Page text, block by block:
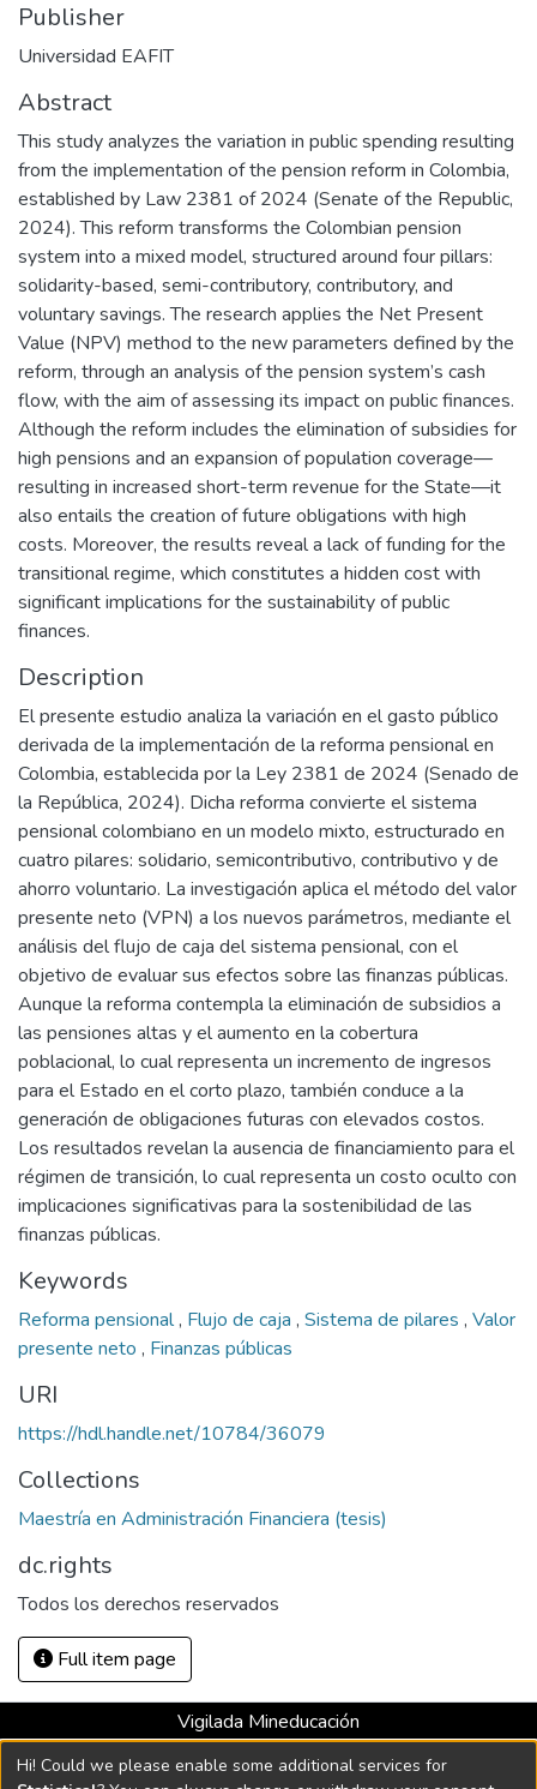
Publisher
Universidad EAFIT
Abstract
This study analyzes the variation in public spending resulting
from the implementation of the pension reform in Colombia,
established by Law 2381 of 2024 (Senate of the Republic,
2024). This reform transforms the Colombian pension
system into a mixed model, structured around four pillars:
solidarity-based, semi-contributory, contributory, and
voluntary savings. The research applies the Net Present
Value (NPV) method to the new parameters defined by the
reform, through an analysis of the pension system’s cash
flow, with the aim of assessing its impact on public finances.
Although the reform includes the elimination of subsidies for
high pensions and an expansion of population coverage—
resulting in increased short-term revenue for the State—it
also entails the creation of future obligations with high
costs. Moreover, the results reveal a lack of funding for the
transitional regime, which constitutes a hidden cost with
significant implications for the sustainability of public
finances.
Description
El presente estudio analiza la variación en el gasto público
derivada de la implementación de la reforma pensional en
Colombia, establecida por la Ley 2381 de 2024 (Senado de
la República, 2024). Dicha reforma convierte el sistema
pensional colombiano en un modelo mixto, estructurado en
cuatro pilares: solidario, semicontributivo, contributivo y de
ahorro voluntario. La investigación aplica el método del valor
presente neto (VPN) a los nuevos parámetros, mediante el
análisis del flujo de caja del sistema pensional, con el
objetivo de evaluar sus efectos sobre las finanzas públicas.
Aunque la reforma contempla la eliminación de subsidios a
las pensiones altas y el aumento en la cobertura
poblacional, lo cual representa un incremento de ingresos
para el Estado en el corto plazo, también conduce a la
generación de obligaciones futuras con elevados costos.
Los resultados revelan la ausencia de financiamiento para el
régimen de transición, lo cual representa un costo oculto con
implicaciones significativas para la sostenibilidad de las
finanzas públicas.
Keywords
Reforma pensional, Flujo de caja , Sistema de pilares , Valor
presente neto , Finanzas públicas
URI
https://hdl.handle.net/10784/36079
Collections
Maestría en Administración Financiera (tesis)
dc.rights
Todos los derechos reservados
Full item page
Vigilada Mineducación
Universidad con Acreditación Institucional hasta 2026 -
Resolución MEN 2158 de 2018
Hi! Could we please enable some additional services for